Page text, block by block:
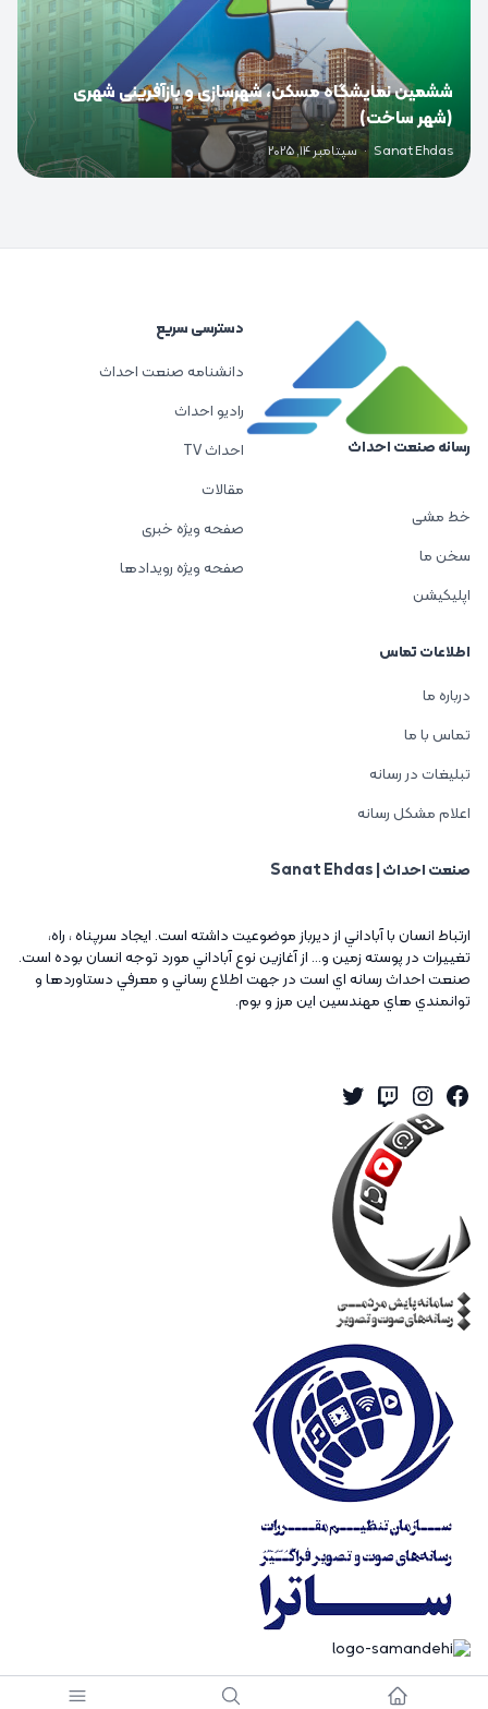
ششمین نمایشگاه مسکن، شهرسازی و بازآفرینی شهری
(شهر ساخت)
Sanat Ehdas
· سپتامبر 14, 2025
رسانه صنعت احداث
خط مشی
سخن ما
اپلیکیشن
دسترسی سریع
دانشنامه صنعت احداث
رادیو احداث
احداث TV
مقالات
صفحه ویژه خبری
صفحه ویژه رویدادها
اطلاعات تماس
درباره ما
تماس با ما
تبلیغات در رسانه
اعلام مشکل رسانه
صنعت احداث | Sanat Ehdas
ارتباط انسان با آباداني از ديرباز موضوعيت داشته است. ايجاد سرپناه ، راه،
تغييرات در پوسته زمين و... از آغازين نوع آباداني مورد توجه انسان بوده است.
صنعت احداث رسانه اي است در جهت اطلاع رساني و معرفي دستاوردها و
توانمندي هاي مهندسين اين مرز و بوم.
Facebook
Instagram
Twitch
Twitter